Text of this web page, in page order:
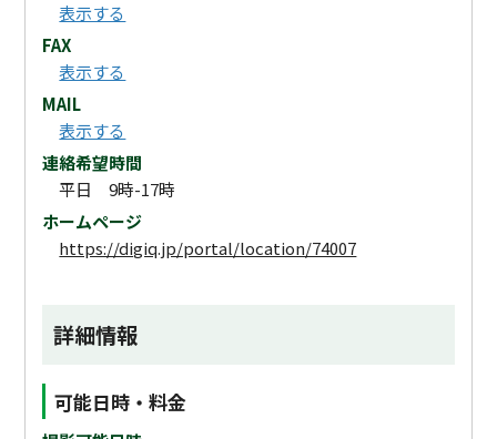
表示する
FAX
表示する
MAIL
表示する
連絡希望時間
平日 9時-17時
ホームページ
https://digiq.jp/portal/location/74007
詳細情報
可能日時・料金